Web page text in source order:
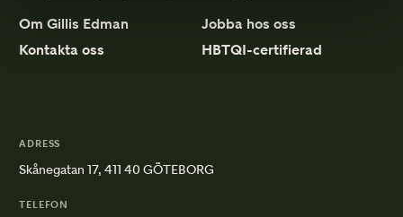
Om Gillis Edman
Jobba hos oss
Kontakta oss
HBTQI-certifierad
ADRESS
Skånegatan 17, 411 40 GÖTEBORG
TELEFON